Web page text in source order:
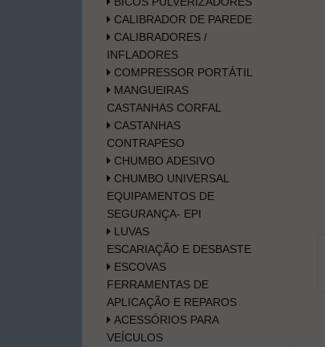
CALIBRADOR DE PAREDE
CALIBRADORES /
INFLADORES
COMPRESSOR PORTÁTIL
MANGUEIRAS
CASTANHAS CORFAL
CASTANHAS
CONTRAPESO
CHUMBO ADESIVO
CHUMBO UNIVERSAL
EQUIPAMENTOS DE
SEGURANÇA- EPI
LUVAS
ESCARIAÇÃO E DESBASTE
ESCOVAS
FERRAMENTAS DE
APLICAÇÃO E REPAROS
ACESSÓRIOS PARA
VEÍCULOS